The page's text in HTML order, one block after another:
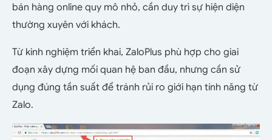
bán hàng online quy mô nhỏ, cần duy trì sự hiện diện
thường xuyên với khách.
Từ kinh nghiệm triển khai, ZaloPlus phù hợp cho giai
đoạn xây dựng mối quan hệ ban đầu, nhưng cần sử
dụng đúng tần suất để tránh rủi ro giới hạn tính năng từ
Zalo.